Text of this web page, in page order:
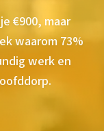
€900, maar
waarom 73%
werk en